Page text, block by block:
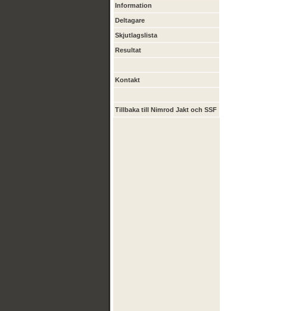
Information
Deltagare
Skjutlagslista
Resultat
Kontakt
Tillbaka till Nimrod Jakt och SSF